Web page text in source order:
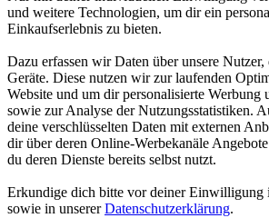
und weitere Technologien, um dir ein
Einkaufserlebnis zu bieten.
Dazu erfassen wir Daten über unsere Nutzer,
Geräte. Diese nutzen wir zur laufenden
Website und um dir personalisierte Werbung
sowie zur Analyse der Nutzungsstatistiken.
deine verschlüsselten Daten mit externen
dir über deren Online-Werbekanäle
du deren Dienste bereits selbst nutzt.
Erkundige dich bitte vor deiner Einwilligung
sowie in unsererDatenschutzerklärung.